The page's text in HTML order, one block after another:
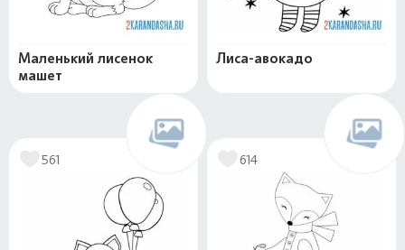
Маленький лисенок
машет
Лиса-авокадо
561 614